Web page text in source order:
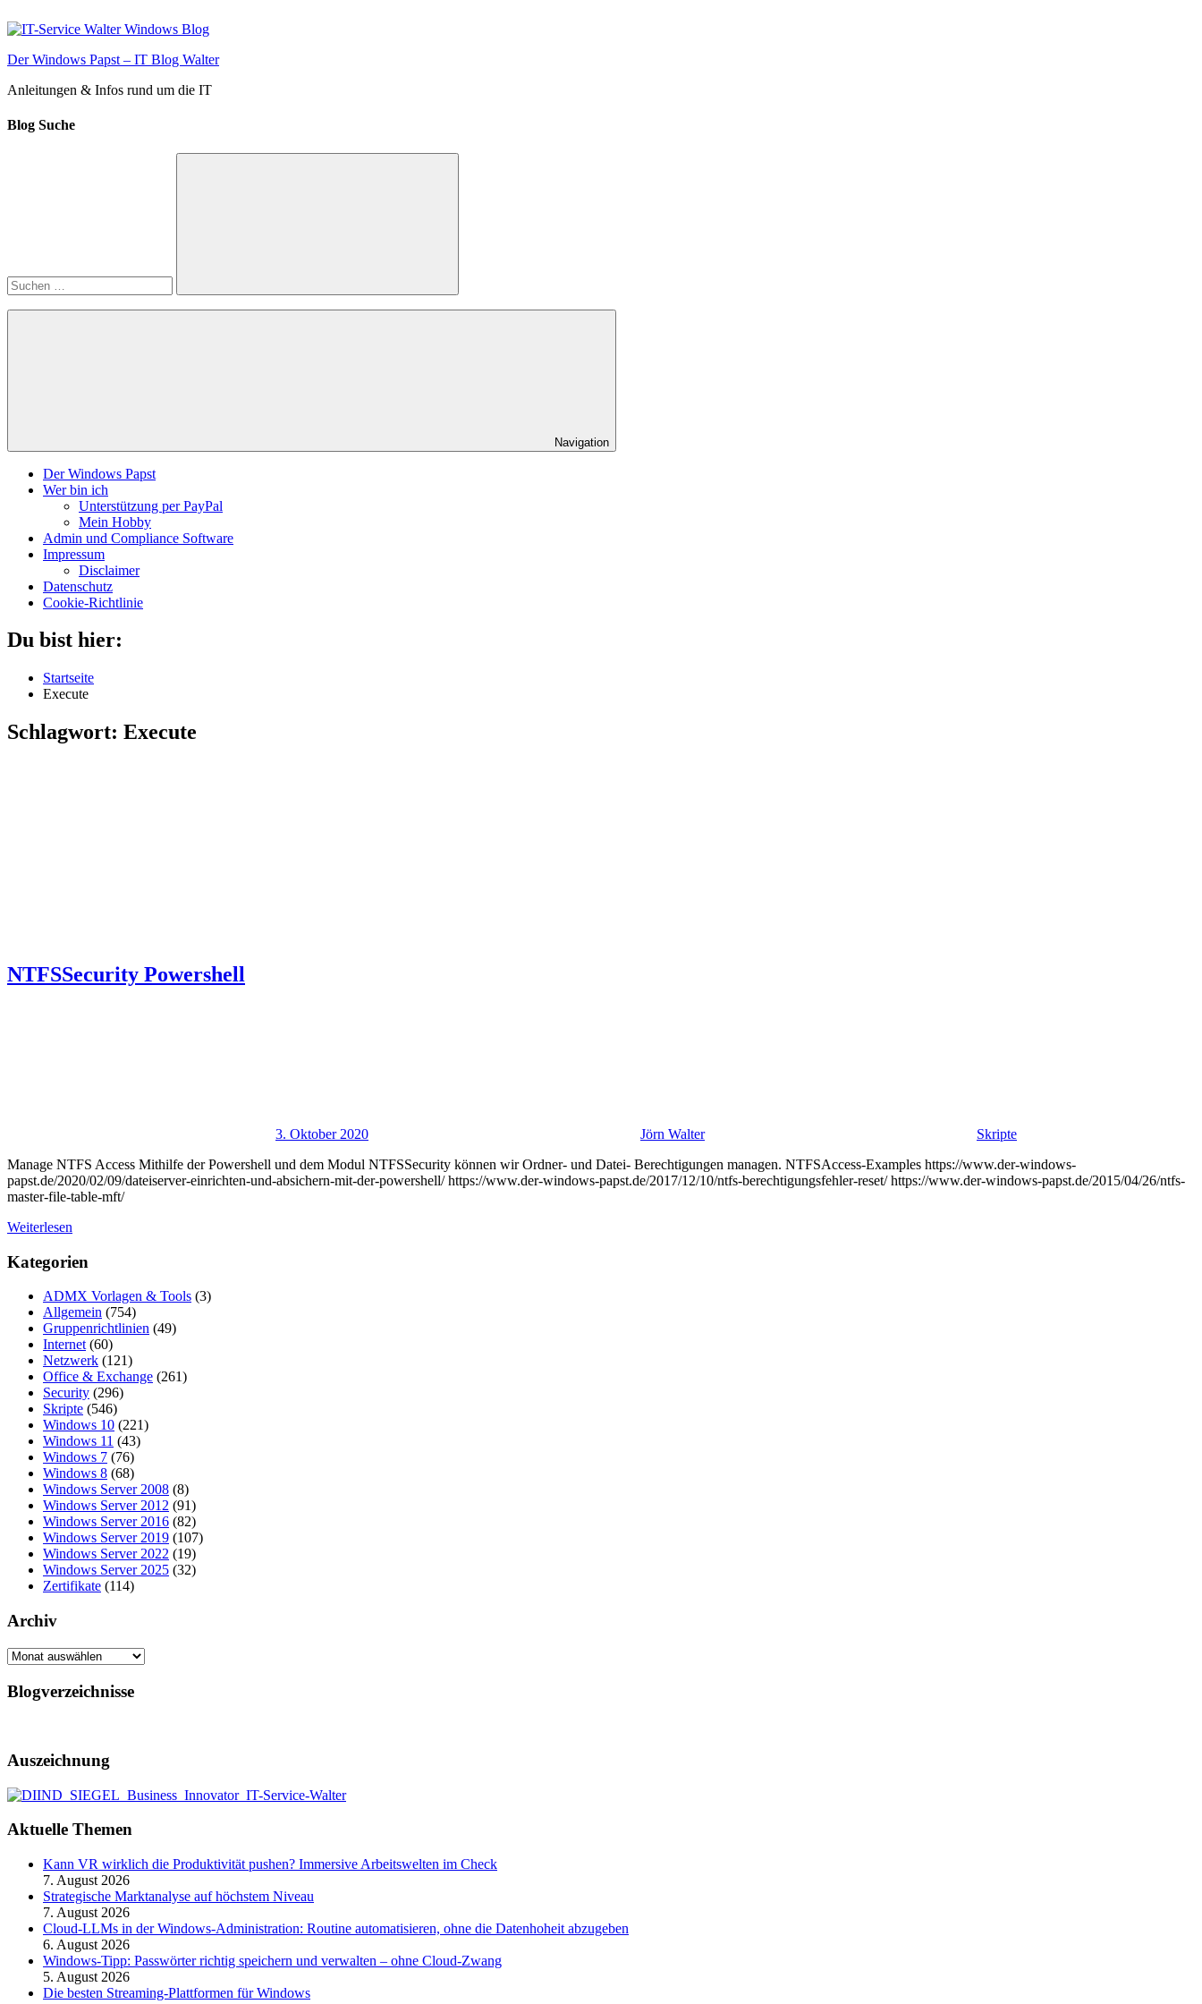
Inhalt
Der Windows Papst – IT Blog Walter
Anleitungen & Infos rund um die IT
Blog Suche
Suchen
Navigation
Der Windows Papst
Wer bin ich
Unterstützung per PayPal
Mein Hobby
Admin und Compliance Software
Impressum
Disclaimer
Datenschutz
Cookie-Richtlinie
Du bist hier:
Startseite
Execute
Schlagwort: Execute
NTFSSecurity Powershell
3. Oktober 2020 Jörn Walter
Skripte
Manage NTFS Access Mithilfe der Powershell und dem Modul NTFSSecurity können wir Ordner- und Datei- Berechtigungen managen. NTFSAccess-Examples https://www.der-windows-
papst.de/2020/02/09/dateiserver-einrichten-und-absichern-mit-der-powershell/ https://www.der-windows-papst.de/2017/12/10/ntfs-berechtigungsfehler-reset/ https://www.der-windows-papst.de/2015/04/26/ntfs-
master-file-table-mft/
Weiterlesen
Kategorien
ADMX Vorlagen & Tools (3)
Allgemein (754)
Gruppenrichtlinien (49)
Internet(60)
Netzwerk (121)
Office & Exchange (261)
Security (296)
Skripte (546)
Windows 10 (221)
Windows 11 (43)
Windows 7 (76)
Windows 8 (68)
Windows Server 2008 (8)
Windows Server 2012 (91)
Windows Server 2016 (82)
Windows Server 2019 (107)
Windows Server 2022 (19)
Windows Server 2025 (32)
Zertifikate (114)
Archiv
Archiv
Blogverzeichnisse
Auszeichnung
Aktuelle Themen
Kann VR wirklich die Produktivität pushen? Immersive Arbeitswelten im Check
7. August 2026
Strategische Marktanalyse auf höchstem Niveau
7. August 2026
Cloud-LLMs in der Windows-Administration: Routine automatisieren, ohne die Datenhoheit abzugeben
6. August 2026
Windows-Tipp: Passwörter richtig speichern und verwalten – ohne Cloud-Zwang
5. August 2026
Die besten Streaming-Plattformen für Windows